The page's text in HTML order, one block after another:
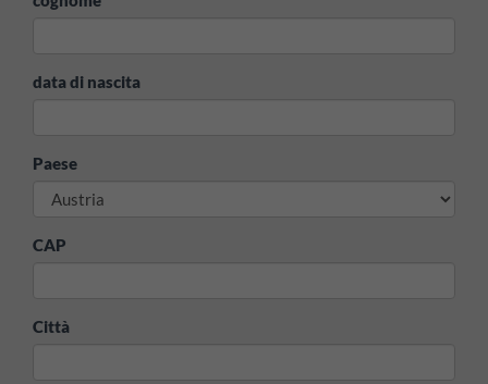
data di nascita
Paese
CAP
Città